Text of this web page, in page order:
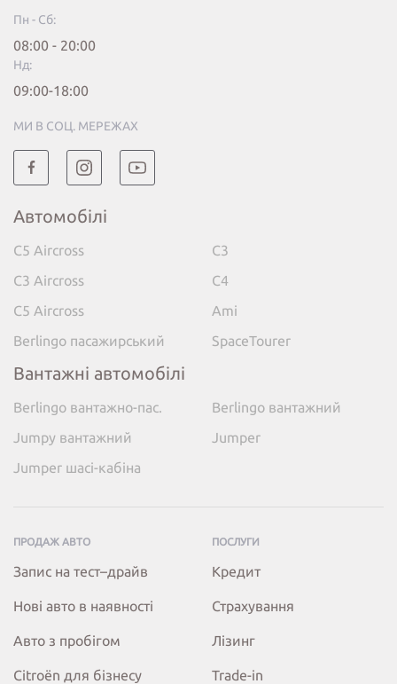
Пн - Сб:
08:00 - 20:00
Нд:
09:00-18:00
МИ В СОЦ. МЕРЕЖАХ
Автомобілі
C5 Aircross
C3
C3 Aircross
C4
C5 Aircross
Ami
Berlingo пасажирський
SpaceTourer
Вантажні автомобілі
Berlingo вантажно-пас.
Berlingo вантажний
Jumpy вантажний
Jumper
Jumper шасі-кабіна
ПРОДАЖ АВТО
Запис на тест–драйв
Нові авто в наявності
Авто з пробігом
Citroёn для бізнесу
ПОСЛУГИ
Кредит
Страхування
Лізинг
Trade-in